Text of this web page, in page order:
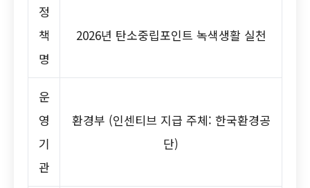
정
책
명
2026년 탄소중립포인트 녹색생활 실천
운
영
기
관
환경부 (인센티브 지급 주체: 한국환경공
단)